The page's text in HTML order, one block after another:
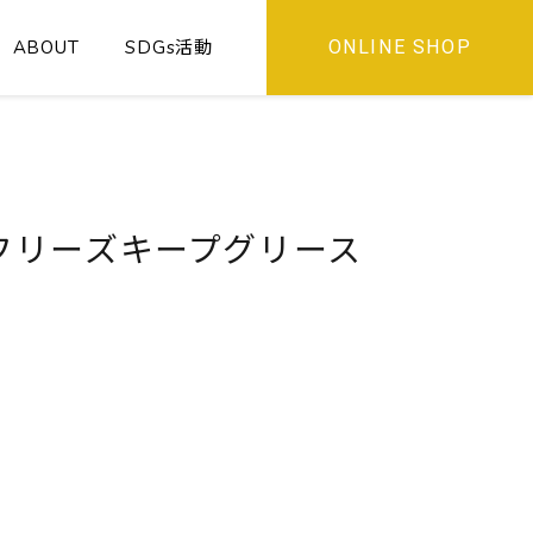
ABOUT SDGs活動 ONLINE SHOP
ーズキープグリース